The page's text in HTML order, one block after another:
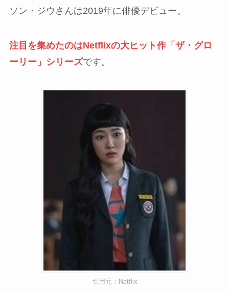
ソン・ジウさんは2019年に俳優デビュー。
注目を集めたのはNetflixの大ヒット作「ザ・グロ
ーリー」シリーズです。
引用元：Netflix